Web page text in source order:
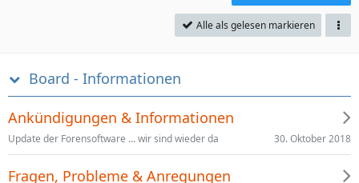
Alle als gelesen markieren
Board - Informationen
Ankündigungen & Informationen
Update der Forensoftware ... wir sind wieder da 30. Oktober 2018
Fragen, Probleme & Anregungen